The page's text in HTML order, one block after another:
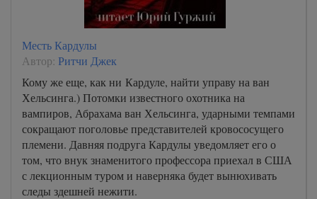
Месть Кардулы
Автор: Ритчи Джек
Кому же еще, как ни Кардуле, найти управу на ван
Хельсинга.) Потомки известного охотника на
вампиров, Абрахама ван Хельсинга, ударными темпами
сокращают поголовье представителей кровососущего
племени. Давняя подруга Кардулы уведомляет его о
том, что внук знаменитого профессора приехал в США
с лекционным туром и наверняка будет вынюхивать
следы здешней нежити.